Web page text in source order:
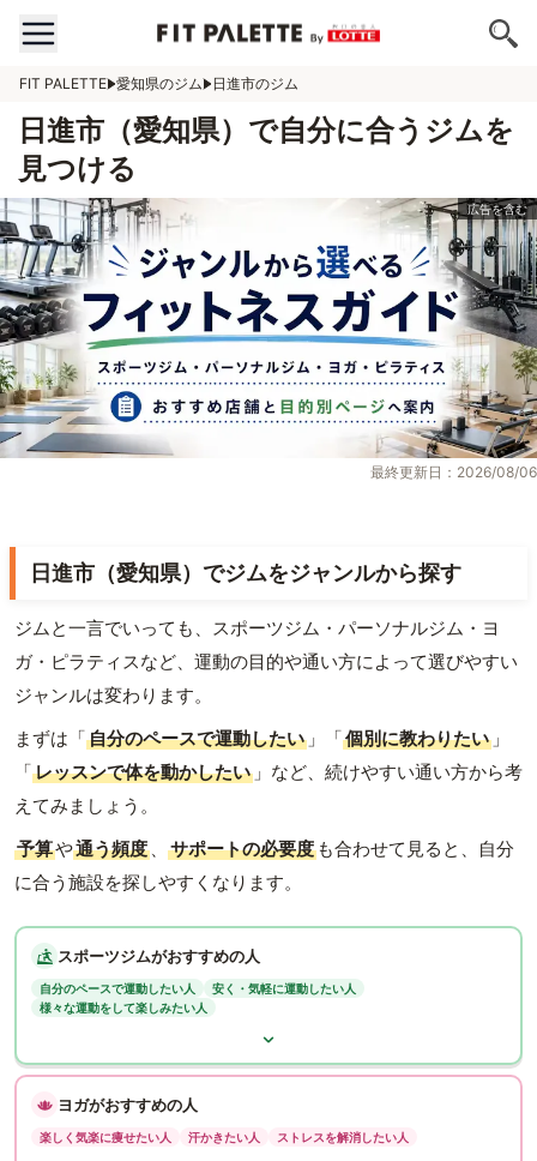
FIT PALETTE 愛知県のジム 日進市のジム
日進市（愛知県）で自分に合うジムを
見つける
最終更新日：2026/08/06
日進市（愛知県）でジムをジャンルから探す
ジムと一言でいっても、スポーツジム・パーソナルジム・ヨ
ガ・ピラティスなど、運動の目的や通い方によって選びやすい
ジャンルは変わります。
まずは「自分のペースで運動したい 」「個別に教わりたい 」
「レッスンで体を動かしたい 」など、続けやすい通い方から考
えてみましょう。
予算や通う頻度 、 サポートの必要度 も合わせて見ると、自分
に合う施設を探しやすくなります。
スポーツジムがおすすめの人
自分のペースで運動したい人
安く・気軽に運動したい人
様々な運動をして楽しみたい人
ヨガがおすすめの人
楽しく気楽に痩せたい人 汗かきたい人 ストレスを解消したい人